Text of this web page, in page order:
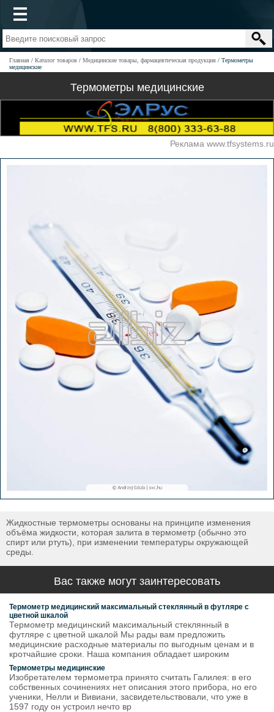
Главная Каталог товаров Медицинские товары, фармацевтическая продукция
Термометры
медицинские
Термометры медицинские
Реклама www.tfsystems.ru
Жидкостные термометры основаны на принципе изменения
объёма жидкости, которая залита в термометр (обычно это
спирт или ртуть), при изменении температуры окружающей
среды.
Вас также могут заинтересовать
Термометр медицинский максимальный стеклянный в футляре с
цветной шкалой
Термометр медицинский максимальный стеклянный в
футляре с цветной шкалой Мы рады вам предложить
медицинские расходные материалы по выгодным ценам и в
кротчайшие сроки. Наша компания обладает широким
Термометры медицинские
Изобретателем термометра принято считать Галилея: в его
собственных сочинениях нет описания этого прибора, но его
ученики, Нелли и Вивиани, засвидетельствовали, что уже в
1597 году он устроил нечто вр